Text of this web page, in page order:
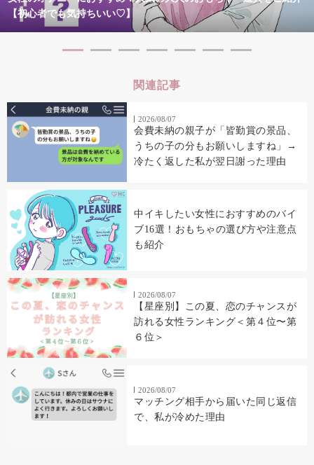
【初心者でも気持ちいい♡】
関連記事
2026/08/07
会費未納の親子が「皆勤賞の景品、
うちの子の分もお願いしますね」→
冷たく返した私が翌日謝った理由
中イキしたい女性におすすめのバイ
ブ16選！おもちゃの選び方や注意点
も紹介
2026/08/07
【星座別】この夏、恋のチャンスが
訪れる女性ランキング＜第４位〜第
６位＞
2026/08/07
マッチング相手から届いた同じ返信
で、私が冷めた理由